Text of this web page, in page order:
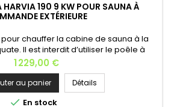
HARVIA 190 9 KW POUR SAUNA À
EXTÉRIEURE
chauffer la cabine de sauna à la
Il est interdit d’utiliser le poêle à
puissance du poêle est adaptée à la
sauna correctement isolé atteint la
en une heure environ.Les pierres du
à bonne température en
temps que le...
Prix
1 229,00 €
au panier Détails
 En stock